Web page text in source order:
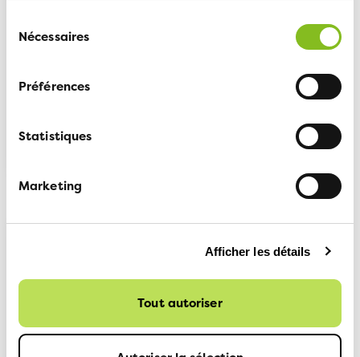
Nécessaires
Préférences
Statistiques
Marketing
Afficher les détails
Tout autoriser
réduit et des offres saisonnières telles que le
Le magazine de l'ATE
le magazine de l'ATE avec des articles
conseils de voyage et des nouvelles sur les